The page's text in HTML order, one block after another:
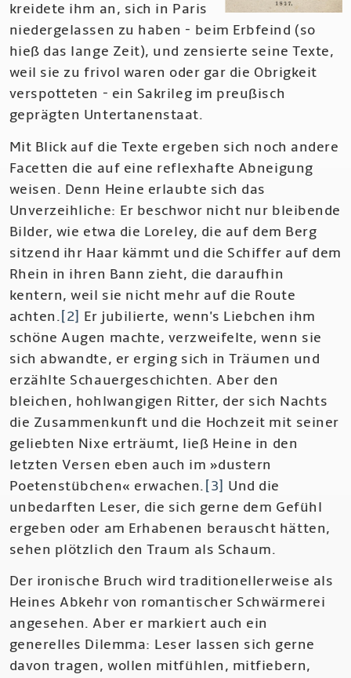
kreidete ihm an, sich in Paris
niedergelassen zu haben - beim Erbfeind (so
hieß das lange Zeit), und zensierte seine Texte,
weil sie zu frivol waren oder gar die Obrigkeit
verspotteten - ein Sakrileg im preußisch
geprägten Untertanenstaat.
Mit Blick auf die Texte ergeben sich noch andere
Facetten die auf eine reflexhafte Abneigung
weisen. Denn Heine erlaubte sich das
Unverzeihliche: Er beschwor nicht nur bleibende
Bilder, wie etwa die Loreley, die auf dem Berg
sitzend ihr Haar kämmt und die Schiffer auf dem
Rhein in ihren Bann zieht, die daraufhin
kentern, weil sie nicht mehr auf die Route
achten. [2] Er jubilierte, wenn's Liebchen ihm
schöne Augen machte, verzweifelte, wenn sie
sich abwandte, er erging sich in Träumen und
erzählte Schauergeschichten. Aber den
bleichen, hohlwangigen Ritter, der sich Nachts
die Zusammenkunft und die Hochzeit mit seiner
geliebten Nixe erträumt, ließ Heine in den
letzten Versen eben auch im »dustern
Poetenstübchen« erwachen. [3] Und die
unbedarften Leser, die sich gerne dem Gefühl
ergeben oder am Erhabenen berauscht hätten,
sehen plötzlich den Traum als Schaum.
Der ironische Bruch wird traditionellerweise als
Heines Abkehr von romantischer Schwärmerei
angesehen. Aber er markiert auch ein
generelles Dilemma: Leser lassen sich gerne
davon tragen, wollen mitfühlen, mitfiebern,